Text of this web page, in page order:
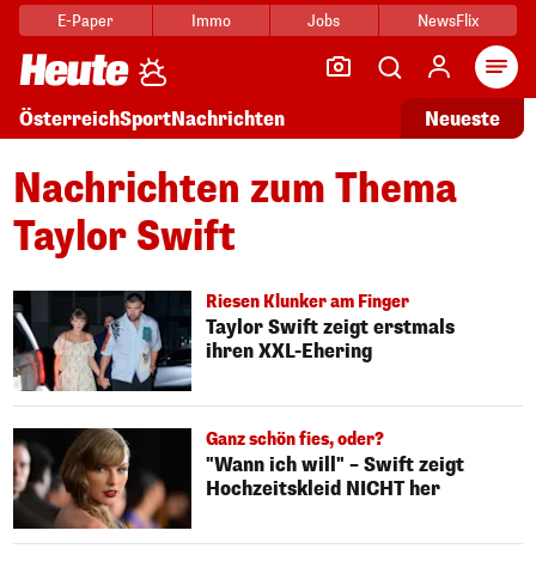
E-Paper Immo Jobs NewsFlix
ÖsterreichSportNachrichten Neueste
Nachrichten zum Thema
Taylor Swift
Riesen Klunker am Finger
Taylor Swift zeigt erstmals
ihren XXL-Ehering
Ganz schön fies, oder?
"Wann ich will" – Swift zeigt
Hochzeitskleid NICHT her